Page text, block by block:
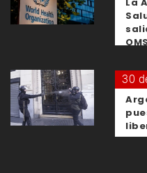
OMS
30